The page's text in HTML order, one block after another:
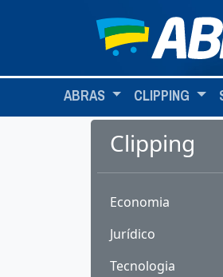
ABRAS CLIPPING
Clipping
Economia
Jurídico
Tecnologia